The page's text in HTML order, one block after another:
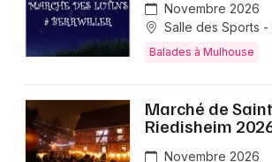
Novembre 2026
Salle des Sports -
Balades à Mulhouse
Marché de
Riedisheim
Novembre 2026